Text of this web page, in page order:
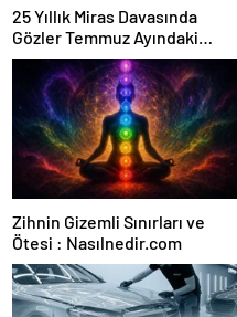
25 Yıllık Miras Davasında
Gözler Temmuz Ayındaki
Karar Duruşmasına Çevrildi
Zihnin Gizemli Sınırları ve
Ötesi : Nasılnedir.com